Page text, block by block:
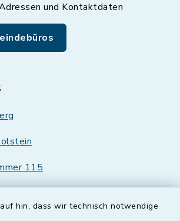
hin, dass wir technisch notwendige
und Kontaktdaten
115